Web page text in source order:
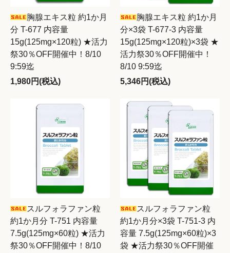
胸腺エキス粒 約1か月
分 T-677 内容量
15g(125mg×120粒) ★活力
祭30％OFF開催中！8/10
9:59迄
1,980円(税込)
胸腺エキス粒 約1か月
分×3袋 T-677-3 内容量
15g(125mg×120粒)×3袋 ★
活力祭30％OFF開催中！
8/10 9:59迄
5,346円(税込)
スルフォラファン粒
約1か月分 T-751 内容量
7.5g(125mg×60粒) ★活力
祭30％OFF開催中！8/10
スルフォラファン粒
約1か月分×3袋 T-751-3 内
容量 7.5g(125mg×60粒)×3
袋 ★活力祭30％OFF開催